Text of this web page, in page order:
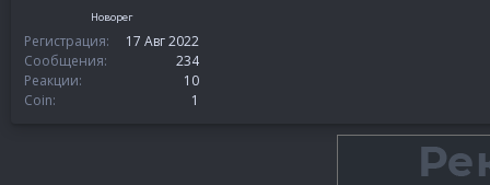
Новорег
Регистрация
17 Авг 2022
Сообщения
234
Реакции
10
Coin
1